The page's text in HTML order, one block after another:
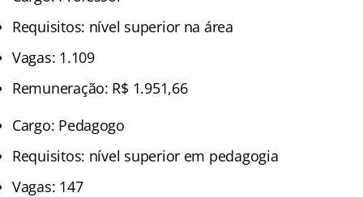
Requisitos: nível superior na área
Vagas: 1.109
Remuneração: R$ 1.951,66
Cargo: Pedagogo
Requisitos: nível superior em pedagogia
Vagas: 147